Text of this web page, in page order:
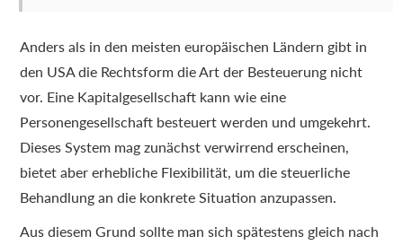
Anders als in den meisten europäischen Ländern gibt in
den USA die Rechtsform die Art der Besteuerung nicht
vor. Eine Kapitalgesellschaft kann wie eine
Personengesellschaft besteuert werden und umgekehrt.
Dieses System mag zunächst verwirrend erscheinen,
bietet aber erhebliche Flexibilität, um die steuerliche
Behandlung an die konkrete Situation anzupassen.
Aus diesem Grund sollte man sich spätestens gleich nach